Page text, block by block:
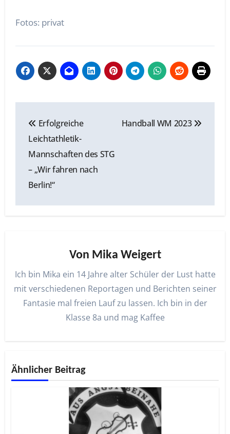
Fotos: privat
Erfolgreiche
Leichtathletik-
Mannschaften des STG
– „Wir fahren nach
Berlin!“
Handball WM 2023
Von Mika Weigert
Ich bin Mika ein 14 Jahre alter Schüler der Lust hatte
mit verschiedenen Reportagen und Berichten seiner
Fantasie mal freien Lauf zu lassen. Ich bin in der
Klasse 8a und mag Kaffee
Ähnlicher Beitrag